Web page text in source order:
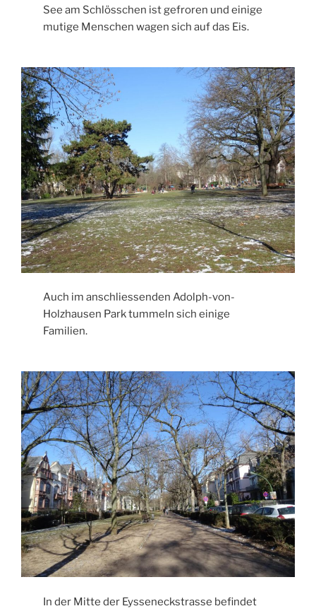
See am Schlösschen ist gefroren und einige
mutige Menschen wagen sich auf das Eis.
Auch im anschliessenden Adolph-von-
Holzhausen Park tummeln sich einige
Familien.
In der Mitte der Eysseneckstrasse befindet